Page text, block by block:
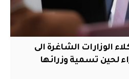
الوزارات الشاغرة الى
لحين تسمية وزرائها